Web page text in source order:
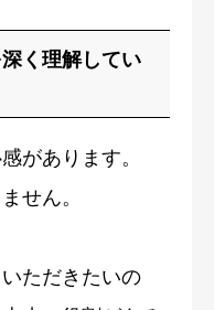
く理解してい
があります。
せん。
ただきたいの